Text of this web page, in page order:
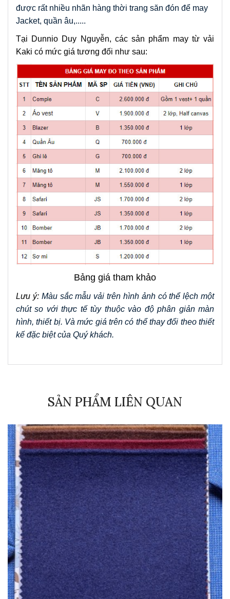
được rất nhiều nhãn hàng thời trang săn đón để may
Jacket, quần âu,.....
Tại Dunnio Duy Nguyễn, các sản phẩm may từ vải
Kaki có mức giá tương đối như sau:
Bảng giá tham khảo
Lưu ý: Màu sắc mẫu vải trên hình ảnh có thể lệch một
chút so với thực tế tùy thuộc vào độ phân giản màn
hình, thiết bị. Và mức giá trên có thể thay đổi theo thiết
kế đặc biệt của Quý khách.
SẢN PHẨM LIÊN QUAN